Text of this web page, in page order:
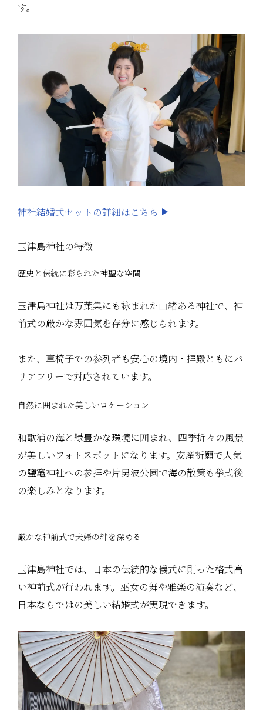
す。
神社結婚式セットの詳細はこちら
玉津島神社の特徴
歴史と伝統に彩られた神聖な空間
玉津島神社は万葉集にも詠まれた由緒ある神社で、神
前式の厳かな雰囲気を存分に感じられます。
また、車椅子での参列者も安心の境内・拝殿ともにバ
リアフリーで対応されています。
自然に囲まれた美しいロケーション
和歌浦の海と緑豊かな環境に囲まれ、四季折々の風景
が美しいフォトスポットになります。安産祈願で人気
の鹽竈神社への参拝や片男波公園で海の散策も挙式後
の楽しみとなります。
厳かな神前式で夫婦の絆を深める
玉津島神社では、日本の伝統的な儀式に則った格式高
い神前式が行われます。巫女の舞や雅楽の演奏など、
日本ならではの美しい結婚式が実現できます。